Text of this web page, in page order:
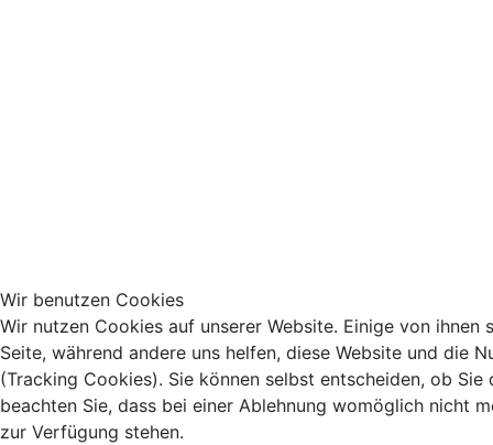
Wir benutzen Cookies
Wir nutzen Cookies auf unserer Website. Einige von ihnen
Seite, während andere uns helfen, diese Website und die
(Tracking Cookies). Sie können selbst entscheiden, ob
beachten Sie, dass bei einer Ablehnung womöglich nicht
zur Verfügung stehen.